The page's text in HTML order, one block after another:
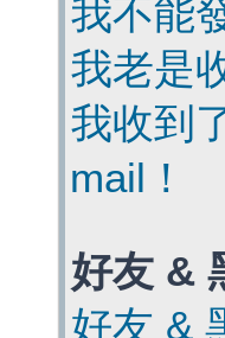
我不能
我老是
我收到
mail！
好友 &
好友 &